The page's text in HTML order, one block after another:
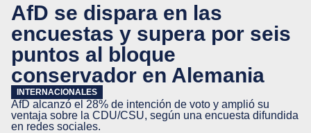
AfD se dispara en las
encuestas y supera por seis
puntos al bloque
conservador en Alemania
INTERNACIONALES
AfD alcanzó el 28% de intención de voto y amplió su
ventaja sobre la CDU/CSU, según una encuesta difundida
en redes sociales.